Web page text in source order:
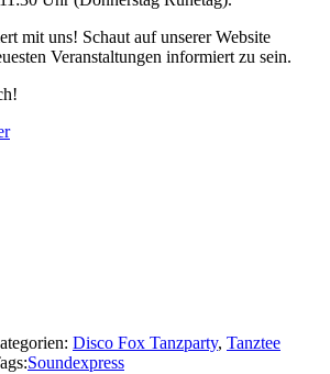
mit uns! Schaut auf unserer Website
Veranstaltungen informiert zu sein.
Disco Fox Tanzparty, Tanztee
Soundexpress